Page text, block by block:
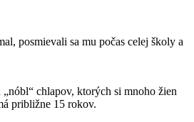
posmievali sa mu počas celej školy a
chlapov, ktorých si mnoho žien
približne 15 rokov.